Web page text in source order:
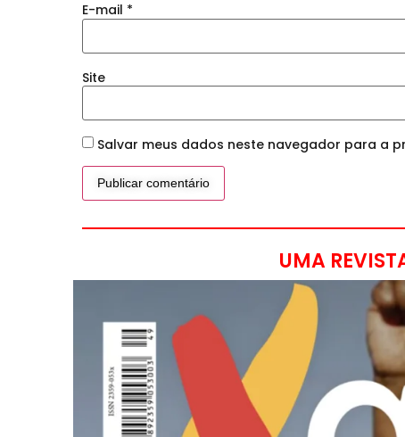
E-mail *
Site
Salvar meus dados neste navegador para a
UMA